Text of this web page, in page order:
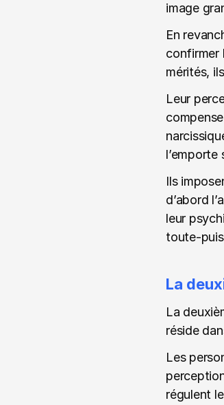
image
En
confirmer
mérités,
Leur
Ils
d’abord
leur
toute-
La
La
réside
Les
régulent